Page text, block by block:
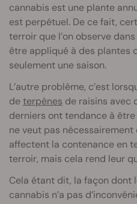
cannabis est une plante
est perpétuel. De ce fait,
terroir que l’on observe
être appliqué à des plantes
seulement une saison.
L’autre problème, c’est
deterpènes de raisins avec
derniers ont tendance à
ne veut pas
affectent la contenance en
terroir, mais cela rend leur
Cela étant dit, la façon dont
cannabis n’a pas